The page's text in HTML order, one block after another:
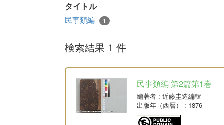
タイトル
民事類編 1
検索結果 1 件
民事類編 第2篇第1巻
編著者 : 近藤圭造編輯
出版年（西暦）
: 1876